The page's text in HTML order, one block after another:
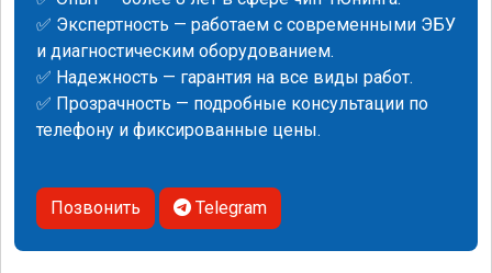
✅ Экспертность — работаем с современными ЭБУ
и диагностическим оборудованием.
✅ Надежность — гарантия на все виды работ.
✅ Прозрачность — подробные консультации по
телефону и фиксированные цены.
Позвонить Telegram